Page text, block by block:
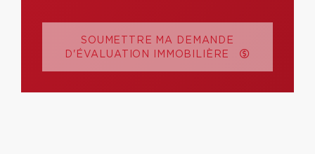
SOUMETTRE MA DEMANDE
D'ÉVALUATION IMMOBILIÈRE